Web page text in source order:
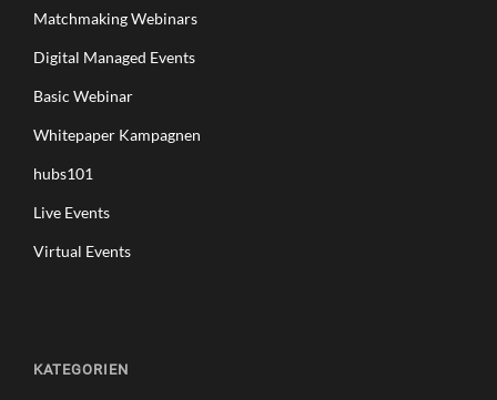
Matchmaking Webinars
Digital Managed Events
Basic Webinar
Whitepaper Kampagnen
hubs101
Live Events
Virtual Events
KATEGORIEN